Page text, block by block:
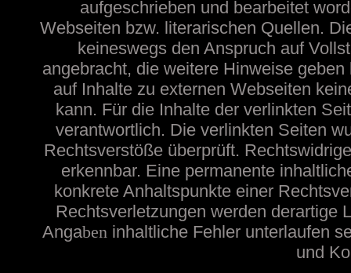
aufgeschrieben und bearbeitet
Webseiten bzw. literarischen Quellen.
keineswegs den Anspruch auf
angebracht, die weitere Hinweise
auf Inhalte zu externen Webseiten
kann. Für die Inhalte der verlinkten
verantwortlich. Die verlinkten Seiten
Rechtsverstöße überprüft.
erkennbar. Eine permanente
konkrete Anhaltspunkte einer
Rechtsverletzungen werden derartige
Angaben inhaltliche Fehler unterlaufen
und